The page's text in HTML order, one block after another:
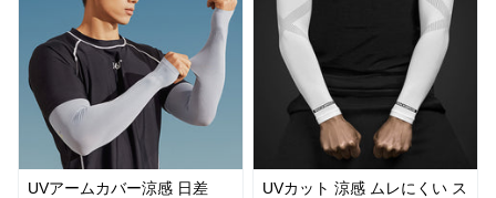
UVアームカバー涼感 日差
UVカット 涼感 ムレにくい ス